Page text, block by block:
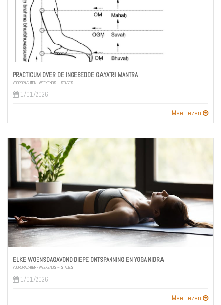
PRACTICUM OVER DE INGEBEDDE GĀYATRĪ MANTRA
VOORDRACHTEN - WEEKENDS – STAGES
1/01/2026
Meer lezen
ELKE WOENSDAGAVOND DIEPE ONTSPANNING EN YOGA NIDRĀ
VOORDRACHTEN - WEEKENDS – STAGES
1/01/2026
Meer lezen